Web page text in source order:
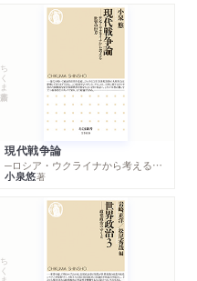
ちくま新書
現代戦争論
─ロシア・ウクライナから考える世界の行方
小泉悠著
ちくま新書